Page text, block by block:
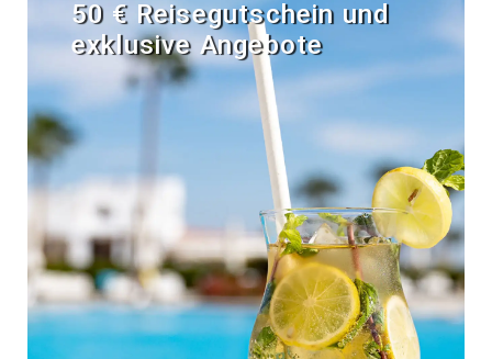
50 € Reisegutschein und
exklusive Angebote